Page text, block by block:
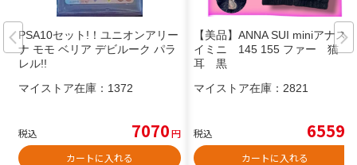
PSA10セット!！ユニオンアリー
ナ モモ ベリア デビルーク パラ
レル!!
マイストア在庫： 1372
税込 7070円
カートに入れる
【美品】ANNA SUI miniアナス
イミニ 145 155 ファー 猫
耳 黒
マイストア在庫： 2821
税込 6559
カートに入れる